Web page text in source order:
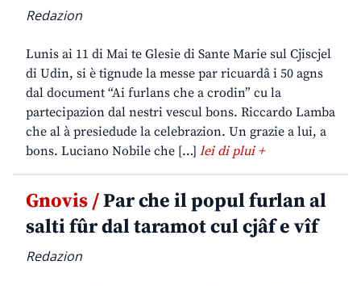
Redazion
Lunis ai 11 di Mai te Glesie di Sante Marie sul Cjiscjel
di Udin, si è tignude la messe par ricuardâ i 50 agns
dal document “Ai furlans che a crodin” cu la
partecipazion dal nestri vescul bons. Riccardo Lamba
che al à presiedude la celebrazion. Un grazie a lui, a
bons. Luciano Nobile che […] lei di plui +
Gnovis /Par che il popul furlan al
salti fûr dal taramot cul cjâf e vîf
Redazion